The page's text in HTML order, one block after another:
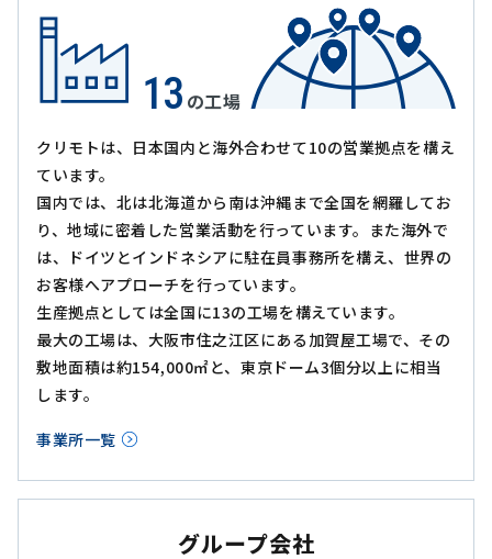
13 の工場
クリモトは、日本国内と海外合わせて10の営業拠点を構え
ています。
国内では、北は北海道から南は沖縄まで全国を網羅してお
り、地域に密着した営業活動を行っています。また海外で
は、ドイツとインドネシアに駐在員事務所を構え、世界の
お客様へアプローチを行っています。
生産拠点としては全国に13の工場を構えています。
最大の工場は、大阪市住之江区にある加賀屋工場で、その
敷地面積は約154,000㎡と、東京ドーム3個分以上に相当
します。
事業所一覧
グループ会社